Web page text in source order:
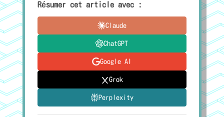
Résumer cet article avec :
Claude
ChatGPT
Google AI
Grok
Perplexity